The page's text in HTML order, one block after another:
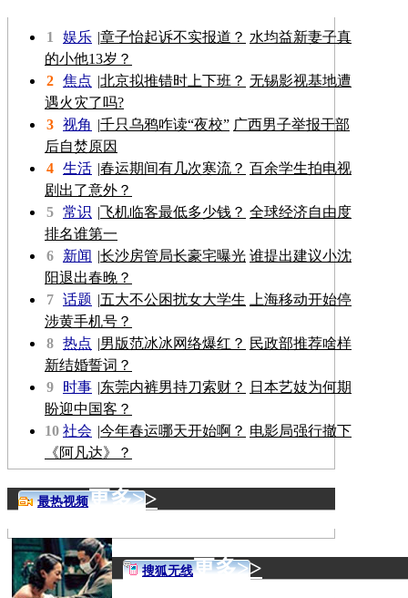
1 娱乐 |章子怡起诉不实报道？ 水均益新妻子真
的小他13岁？
2 焦点 |北京拟推错时上下班？ 无锡影视基地遭
遇火灾了吗?
3 视角 |千只乌鸦咋读“夜校” 广西男子举报干部
后自焚原因
4 生活 |春运期间有几次寒流？ 百余学生拍电视
剧出了意外？
5 常识 |飞机临客最低多少钱？ 全球经济自由度
排名谁第一
6
新闻 |长沙房管局长豪宅曝光 谁提出建议小沈
阳退出春晚？
7 话题 |五大不公困扰女大学生
上海移动开始停
涉黄手机号？
8 热点 |男版范冰冰网络爆红？ 民政部推荐啥样
新结婚誓词？
9
时事 |东莞内裤男持刀索财？
日本艺妓为何期
盼迎中国客？
10 社会 |今年春运哪天开始啊？ 电影局强行撤下
《阿凡达》？
最热视频更多>>
搜狐无线更多>>